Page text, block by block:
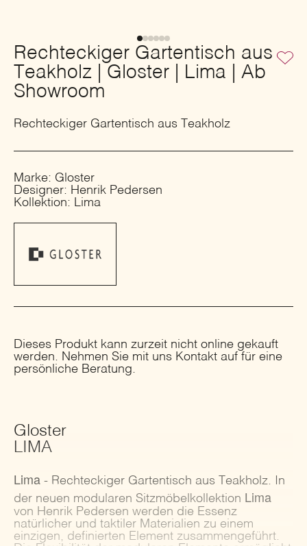
Rechteckiger Gartentisch aus
Teakholz | Gloster | Lima | Ab
Showroom
Rechteckiger Gartentisch aus Teakholz
Marke: Gloster
Designer: Henrik Pedersen
Kollektion: Lima
Dieses Produkt kann zurzeit nicht online gekauft
werden. Nehmen Sie mit uns Kontakt auf für eine
persönliche Beratung.
Gloster
LIMA
Lima - Rechteckiger Gartentisch aus Teakholz. In
der neuen modularen Sitzmöbelkollektion Lima
von Henrik Pedersen werden die Essenz
natürlicher und taktiler Materialien zu einem
einzigen, definierten Element zusammengeführt.